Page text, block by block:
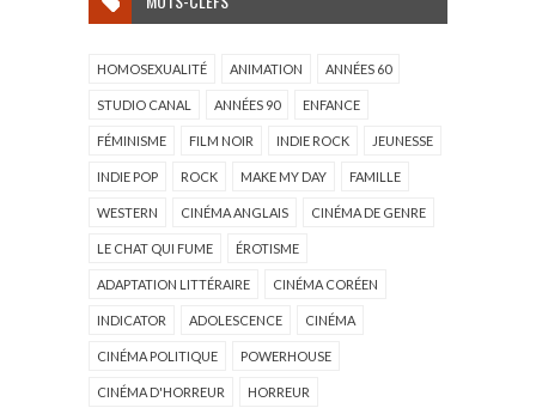
HOMOSEXUALITÉ ANIMATION ANNÉES 60
STUDIO CANAL ANNÉES 90 ENFANCE
FÉMINISME FILM NOIR INDIE ROCK JEUNESSE
INDIE POP ROCK MAKE MY DAY FAMILLE
WESTERN CINÉMA ANGLAIS CINÉMA DE GENRE
LE CHAT QUI FUME ÉROTISME
ADAPTATION LITTÉRAIRE CINÉMA CORÉEN
INDICATOR ADOLESCENCE CINÉMA
CINÉMA POLITIQUE POWERHOUSE
CINÉMA D'HORREUR HORREUR